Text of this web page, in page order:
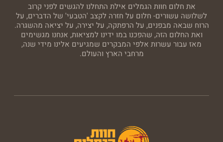
את חלום חוות הגמלים אילת התחלנו להגשים לפני קרוב
לשלושה עשורים- חלום על חזרה לקצב 'הטבעי' של הדברים, על
הרוח שבאה מבפנים, על הרפתקה, על יצירה, על יציאה מהשגרה.
ואת החלום הזה, שהפכנו במו ידינו למציאות, אנחנו מגשימים
מאז עבור עשרות אלפי המבקרים שמגיעים אלינו מידי שנה,
מרחבי הארץ והעולם.